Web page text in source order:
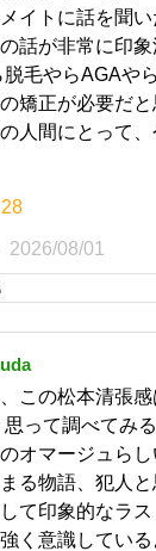
イトに話を聞
話が非常に印
脱毛やらAGAや
矯正が必要だ
人間にとって
2026/08/01
この松本清張
思って調べてみ
オマージュら
る物語、犯人
て印象的なラ
く意識してい